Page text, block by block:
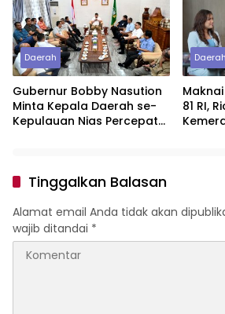
Daerah
Gubernur Bobby Nasution
Minta Kepala Daerah se-
Kepulauan Nias Percepat
Daerah
81 RI,
Tinggalkan Balasan
Alamat email Anda tidak akan
wajib ditandai *